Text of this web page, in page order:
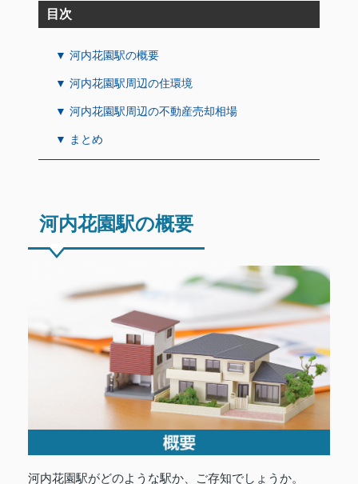
目次
▼ 河内花園駅の概要
▼ 河内花園駅周辺の住環境
▼ 河内花園駅周辺の不動産売却相場
▼ まとめ
河内花園駅の概要
河内花園駅がどのような駅か、ご存知でしょうか。